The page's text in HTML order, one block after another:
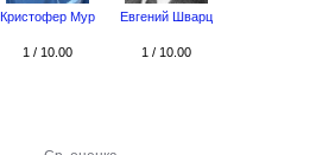
Кристофер Мур
1 / 10.00
Евгений Шварц
1 / 10.00